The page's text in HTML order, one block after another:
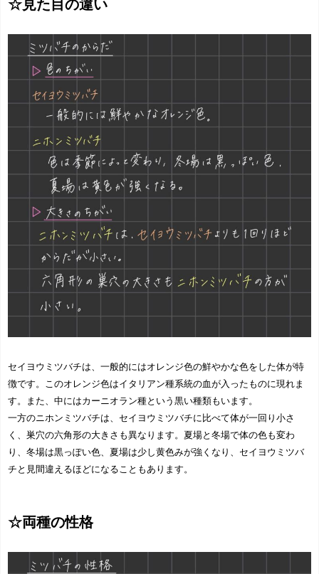
☆見た目の違い
セイヨウミツバチは、一般的にはオレンジ色の鮮やかな色をした体が特
徴です。このオレンジ色はイタリアン種系統の血が入ったものに現れま
す。また、中にはカーニオラン種という黒い種類もいます。
一方のニホンミツバチは、セイヨウミツバチに比べて体が一回り小さ
く、巣穴の六角形の大きさも異なります。夏場と冬場で体の色も変わ
り、冬場は黒っぽい色、夏場は少し黄色みが強くなり、セイヨウミツバ
チと見間違えるほどになることもあります。
☆両種の性格